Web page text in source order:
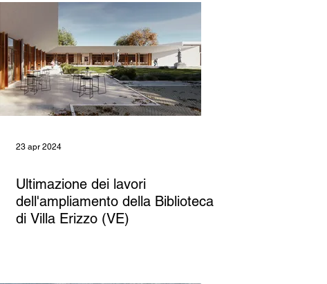
23 apr 2024
Ultimazione dei lavori
dell'ampliamento della Biblioteca
di Villa Erizzo (VE)